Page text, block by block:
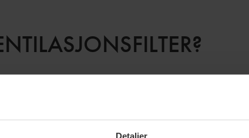
Detaljer
et ventilasjonssystem som krever et filter, mens
bedre luft inne enn ute.